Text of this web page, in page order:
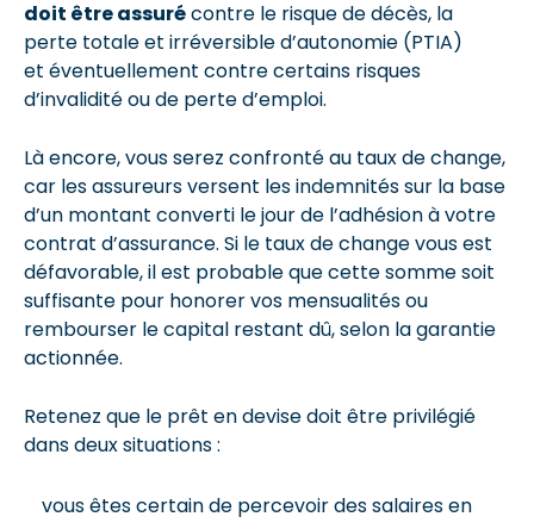
doit être assurécontre le risque de décès, la
perte totale et irréversible d’autonomie (PTIA)
et éventuellement contre certains risques
d’invalidité ou de perte d’emploi.
Là encore, vous serez confronté au taux de change,
car les assureurs versent les indemnités sur la base
d’un montant converti le jour de l’adhésion à votre
contrat d’assurance. Si le taux de change vous est
défavorable, il est probable que cette somme soit
suffisante pour honorer vos mensualités ou
rembourser le capital restant dû, selon la garantie
actionnée.
Retenez que le prêt en devise doit être privilégié
dans deux situations :
vous êtes certain de percevoir des salaires en